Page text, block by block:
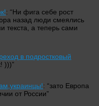
: “Ни фига себе рост
назад люди смеялись
текста, а теперь сами
в подростковый
)))”
: “зато Европа
от России”